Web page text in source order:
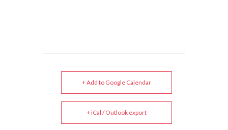
+ Add to Google Calendar
+ iCal / Outlook export